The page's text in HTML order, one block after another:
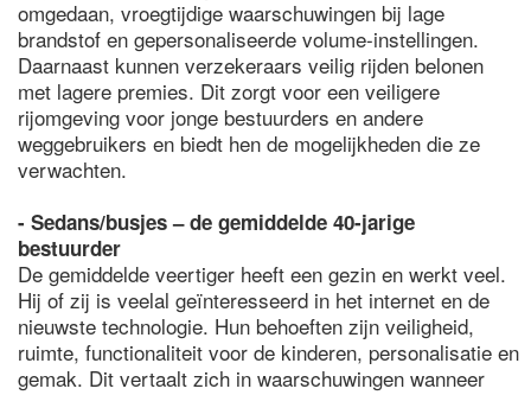
omgedaan, vroegtijdige waarschuwingen bij lage
brandstof en gepersonaliseerde volume-instellingen.
Daarnaast kunnen verzekeraars veilig rijden belonen
met lagere premies. Dit zorgt voor een veiligere
rijomgeving voor jonge bestuurders en andere
weggebruikers en biedt hen de mogelijkheden die ze
verwachten.
- Sedans/busjes – de gemiddelde 40-jarige
bestuurder
De gemiddelde veertiger heeft een gezin en werkt veel.
Hij of zij is veelal geïnteresseerd in het internet en de
nieuwste technologie. Hun behoeften zijn veiligheid,
ruimte, functionaliteit voor de kinderen, personalisatie en
gemak. Dit vertaalt zich in waarschuwingen wanneer